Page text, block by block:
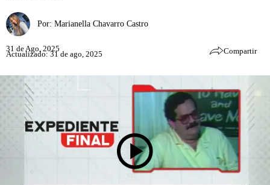
Por: Marianella Chavarro Castro
31 de Ago, 2025
Actualizado: 31 de ago, 2025 Compartir